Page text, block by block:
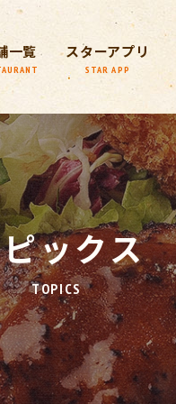
一覧 スターアプリ
STAR APP
ックス
TOPICS